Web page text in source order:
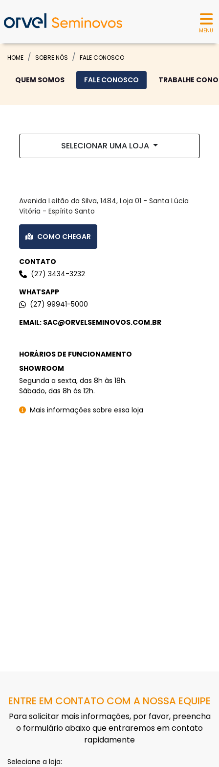
MENU
HOME SOBRE NÓS FALE CONOSCO
QUEM SOMOS FALE CONOSCO TRABALHE
SELECIONAR UMA LOJA
Avenida Leitão da Silva, 1484, Loja 01 - Santa Lúcia
Vitória - Espírito Santo
COMO CHEGAR
CONTATO
(27) 3434-3232
WHATSAPP
(27) 99941-5000
EMAIL: SAC@ORVELSEMINOVOS.COM.BR
HORÁRIOS DE FUNCIONAMENTO
SHOWROOM
Segunda a sexta, das 8h às 18h.
Sábado, das 8h às 12h.
Mais informações sobre essa loja
ENTRE EM CONTATO COM A NOSSA EQUIPE
Para solicitar mais informações, por favor, preencha
o formulário abaixo que entraremos em contato
rapidamente
Selecione a loja: